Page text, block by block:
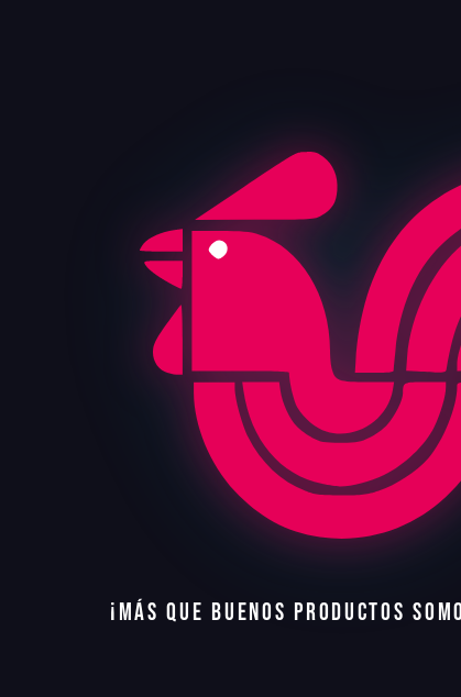
¡MÁS QUE BUENOS PRODUCTOS SOMO